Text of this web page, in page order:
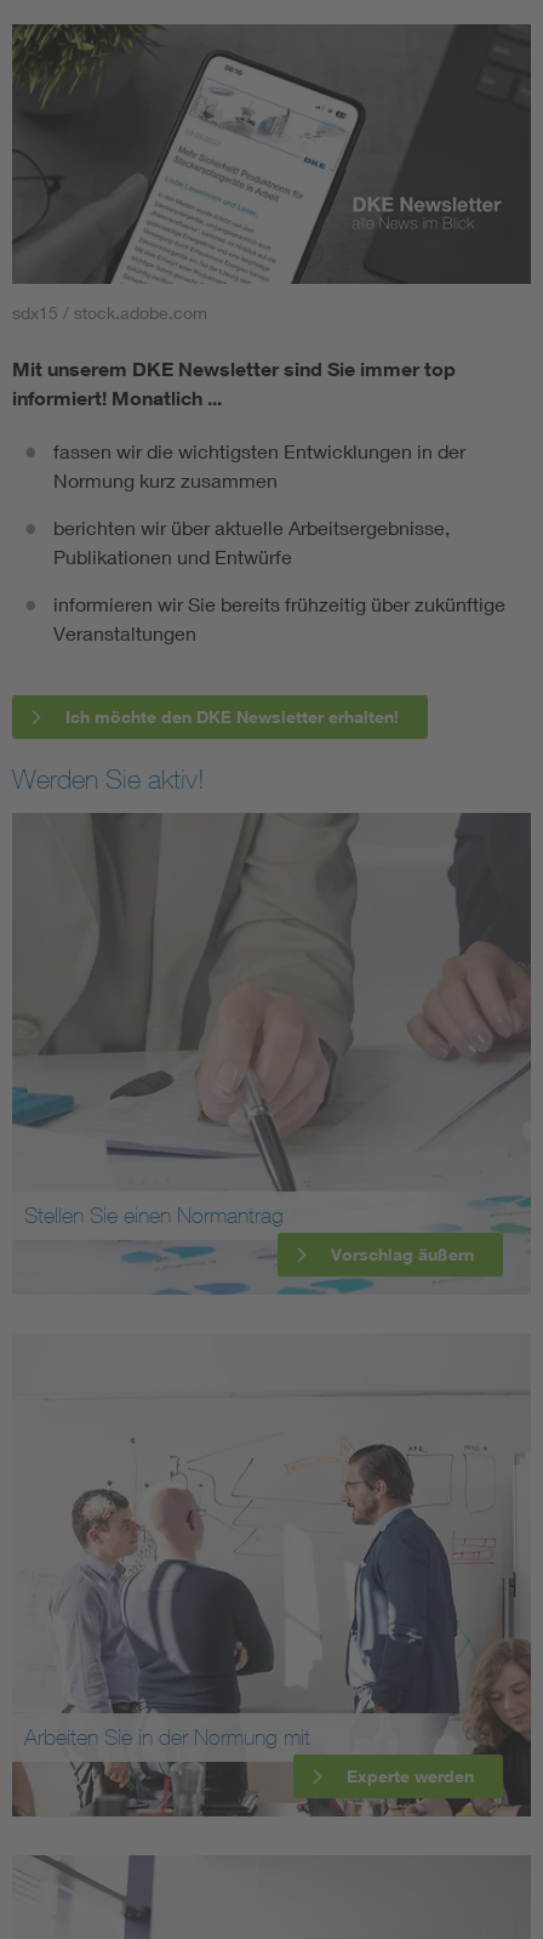
sdx15 / stock.adobe.com
Mit unserem DKE Newsletter sind Sie immer top
informiert! Monatlich ...
fassen wir die wichtigsten Entwicklungen in der
Normung kurz zusammen
berichten wir über aktuelle Arbeitsergebnisse,
Publikationen und Entwürfe
informieren wir Sie bereits frühzeitig über zukünftige
Veranstaltungen
Ich möchte den DKE Newsletter erhalten!
Werden Sie aktiv!
Stellen Sie einen Normantrag
Vorschlag äußern
Arbeiten Sie in der Normung mit
Experte werden